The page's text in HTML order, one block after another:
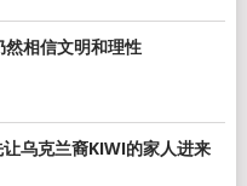
然相信文明和理性
让乌克兰裔KIWI的家人进来